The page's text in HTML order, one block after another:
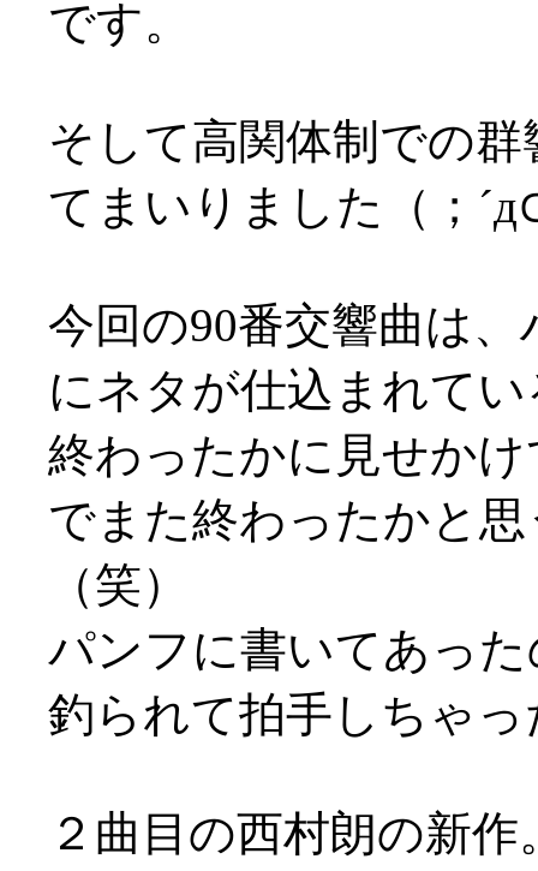
です。
そして高関体制での
てまいりました（；
今回の90番交響曲は
にネタが仕込まれて
終わったかに見せか
でまた終わったかと
（笑）
パンフに書いてあっ
釣られて拍手しちゃ
２曲目の西村朗の新作